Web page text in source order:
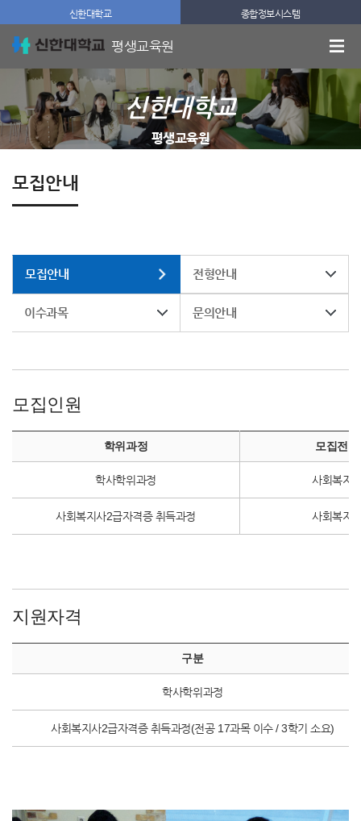
신한대학교 종합정보시스템
평생교육원
신한대학교
평생교육원
모집안내
모집안내 전형안내
이수과목 문의안내
모집인원
학위과정 모집전공
학사학위과정 사회복지
사회복지사2급자격증 취득과정 사회복지
지원자격
구분
학사학위과정
사회복지사2급자격증 취득과정(전공 17과목 이수 / 3학기 소요)